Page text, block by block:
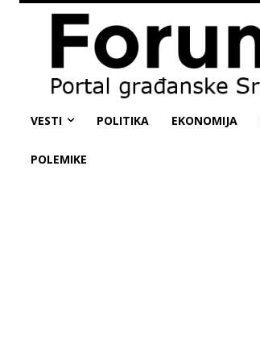
VESTI POLITIKA EKONOMIJA
POLEMIKE